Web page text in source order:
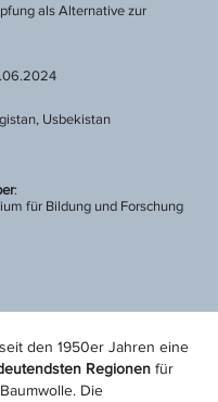
als Alternative zur
Usbekistan
:
für Bildung und Forschung
den 1950er Jahren eine
Regionen für
Die